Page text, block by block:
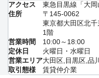
アクセス
東急目黒線「大
住所
〒145-0062
東京都大田区北
1階
営業時間
10:00～18:00
定休日
火曜日・水曜日
営業エリア大田区,目黒区,品
取引態様
賃貸仲介業